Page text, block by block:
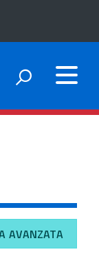
AVANZATA